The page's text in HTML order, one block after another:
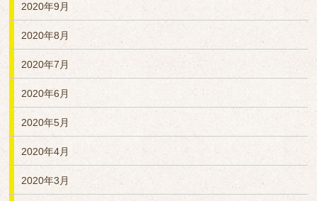
2020年9月
2020年8月
2020年7月
2020年6月
2020年5月
2020年4月
2020年3月